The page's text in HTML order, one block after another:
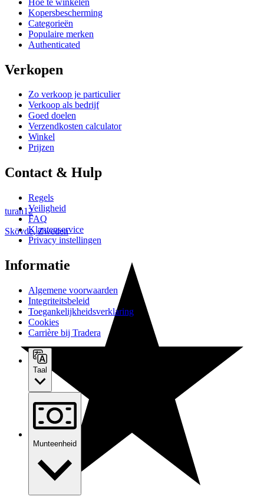
turan12
Skövde,Zweden
Kopersbescherming
Categorieën
Populaire merken
Authenticated
Verkopen
Zo verkoop je particulier
Verkoop als bedrijf
Goed doelen
Verzendkosten calculator
Winkel
Prijzen
Contact & Hulp
Regels
Veiligheid
FAQ
Klantenservice
Privacy instellingen
Informatie
Algemene voorwaarden
Integriteitsbeleid
Toegankelijkheidsverklaring
Cookies
Carrière bij Tradera
Taal
Munteenheid